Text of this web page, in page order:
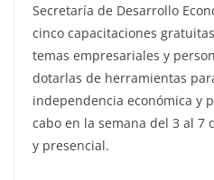
Secretaría de Desarrollo
cinco capacitaciones
temas empresariales y
dotarlas de herramientas
independencia económica y
cabo en la semana del 3 al 7
y presencial.